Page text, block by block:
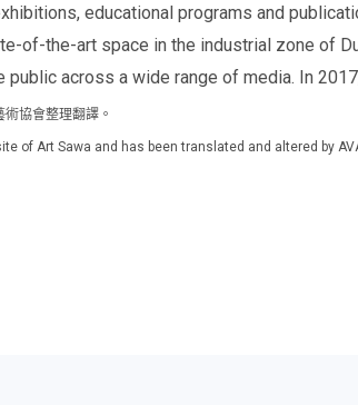
educational programs and
of-the-art space in the industrial zone of
across a wide range of media. In
協會整理翻譯。
of Art Sawa and has been translated and altered by